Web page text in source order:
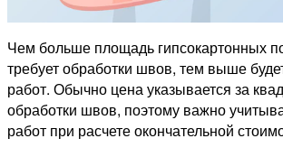
Чем больше площадь гипсокартонных
требует обработки швов, тем выше
работ. Обычно цена указывается за
обработки швов, поэтому важно
работ при расчете окончательной